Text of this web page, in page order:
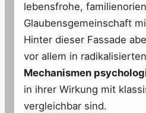
lebensfrohe,
Glaubensgemeinschaft
Hinter dieser Fassade
vor allem in
Mechanismen
in ihrer Wirkung mit
vergleichbar sind.